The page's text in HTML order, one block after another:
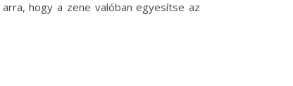
hogy a zene valóban egyesítse az